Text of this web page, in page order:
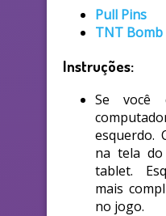
Pull Pins
TNT Bomb
Instruções:
Se você
esquerdo.
na tela
tablet.
mais
no jogo.